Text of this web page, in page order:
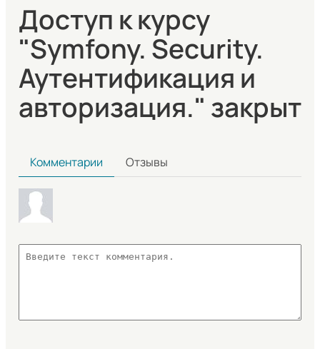
Доступ к курсу
"Symfony. Security.
Аутентификация и
авторизация." закрыт
Комментарии Отзывы